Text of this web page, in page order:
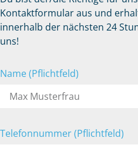
Kontaktformular aus und
innerhalb der nächsten 24
uns!
Name (Pflichtfeld)
Telefonnummer (Pflichtfeld)